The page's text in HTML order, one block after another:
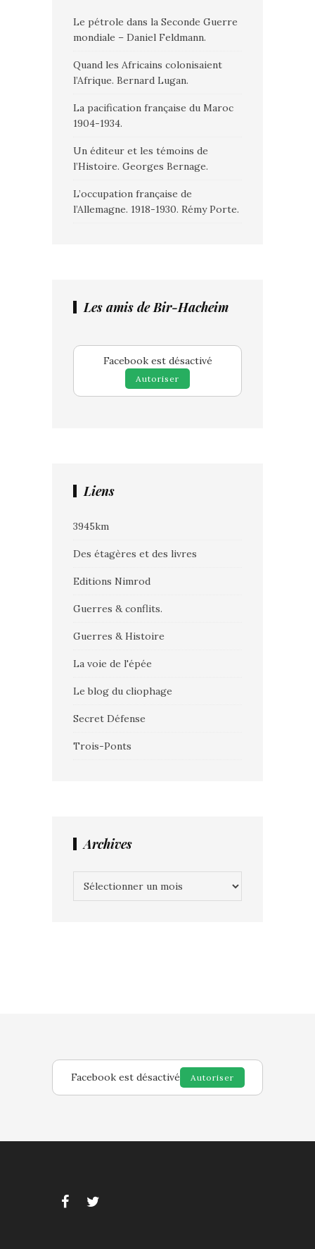
Le pétrole dans la Seconde Guerre
mondiale – Daniel Feldmann.
Quand les Africains colonisaient
l’Afrique. Bernard Lugan.
La pacification française du Maroc
1904-1934.
Un éditeur et les témoins de
l’Histoire. Georges Bernage.
L’occupation française de
l’Allemagne. 1918-1930. Rémy Porte.
Les amis de Bir-Hacheim
Facebook est désactivé
Autoriser
Liens
3945km
Des étagères et des livres
Editions Nimrod
Guerres & conflits.
Guerres & Histoire
La voie de l'épée
Le blog du cliophage
Secret Défense
Trois-Ponts
Archives
Facebook est désactivé Autoriser